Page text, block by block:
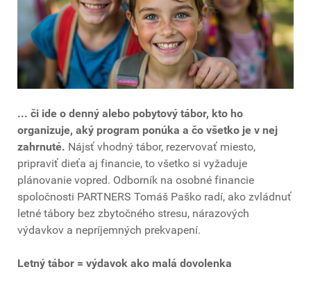
... či ide o denný alebo pobytový tábor, kto ho
organizuje, aký program ponúka a čo všetko je v nej
zahrnuté. Nájsť vhodný tábor, rezervovať miesto,
pripraviť dieťa aj financie, to všetko si vyžaduje
plánovanie vopred. Odborník na osobné financie
spoločnosti PARTNERS Tomáš Paško radí, ako zvládnuť
letné tábory bez zbytočného stresu, nárazových
výdavkov a nepríjemných prekvapení.
Letný tábor = výdavok ako malá dovolenka